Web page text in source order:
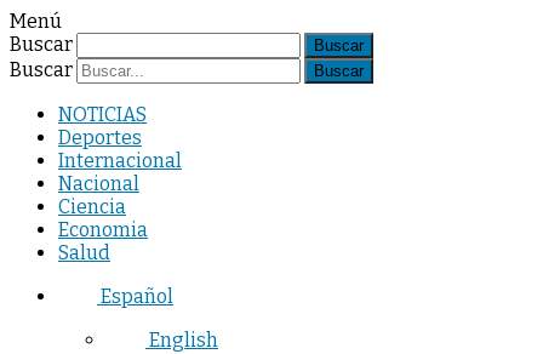
Menú
Buscar
Buscar
NOTICIAS
Deportes
Internacional
Nacional
Ciencia
Economia
Salud
Español
English